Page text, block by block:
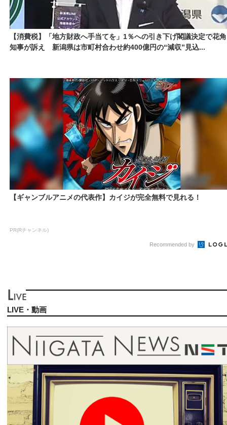
【消費税】「地方財政へ手当てを」1％への引き下げ閣議決定で花角
知事が訴え 新潟県は市町村合わせ約400億円の“減収”見込...
【ギャンブルアニメの代表作】カイジが完全無料で見れる！
PR(Rチャンネル)
Recommended by
LIVE・動画